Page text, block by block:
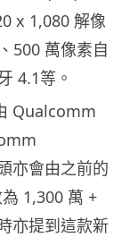
x 1,080 解像
500 萬像素自
4.1等。
Qualcomm
亦會由之前的
1,300 萬 +
亦提到這款新